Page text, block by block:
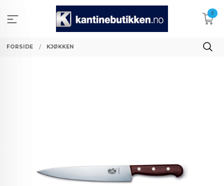
innholdet
0
FORSIDE KJØKKEN